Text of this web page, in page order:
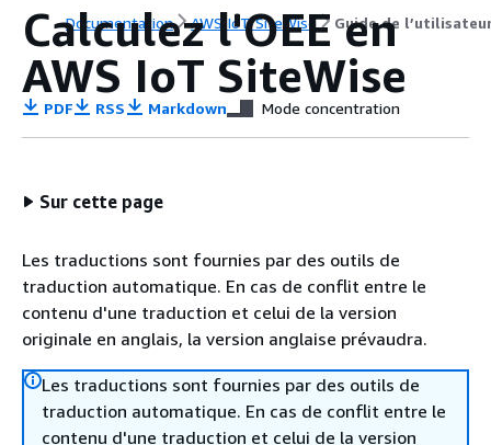
Documentation AWS IoT SiteWise Guide de
Calculez l'OEE en
AWS IoT SiteWise
PDF RSS Markdown Mode concentration
Sur cette page
Les traductions sont fournies par des outils de
traduction automatique. En cas de conflit entre le
contenu d'une traduction et celui de la version
originale en anglais, la version anglaise prévaudra.
Les traductions sont fournies par des outils de
traduction automatique. En cas de conflit entre le
contenu d'une traduction et celui de la version